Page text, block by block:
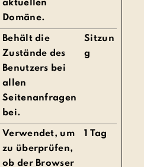
aktuellen
Domäne.
Behält die
Zustände des
Benutzers bei
allen
Seitenanfragen
bei.
Sitzun
g
Verwendet, um
zu überprüfen,
ob der Browser
1 Tag